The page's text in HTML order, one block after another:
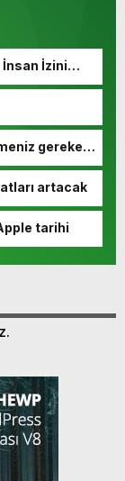
İnsan İzini
gereken
artacak
tarihi